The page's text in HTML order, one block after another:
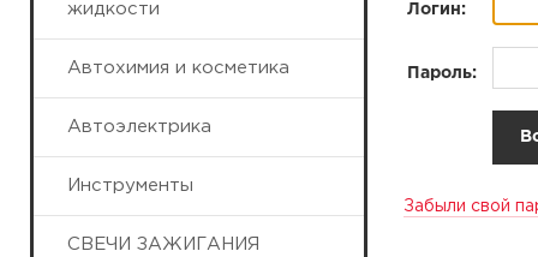
жидкости
Автохимия и косметика
Автоэлектрика
Инструменты
СВЕЧИ ЗАЖИГАНИЯ
Логин:
Пароль:
Забыли свой